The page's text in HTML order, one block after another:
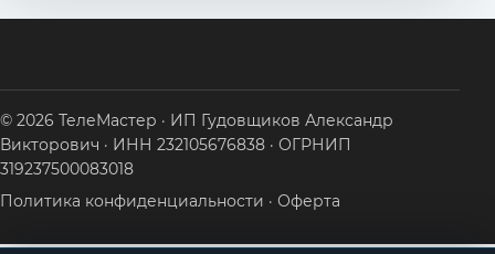
© 2026 ТелеМастер · ИП Гудовщиков Александр
Викторович · ИНН 232105676838 · ОГРНИП
319237500083018
Политика конфиденциальности · Оферта